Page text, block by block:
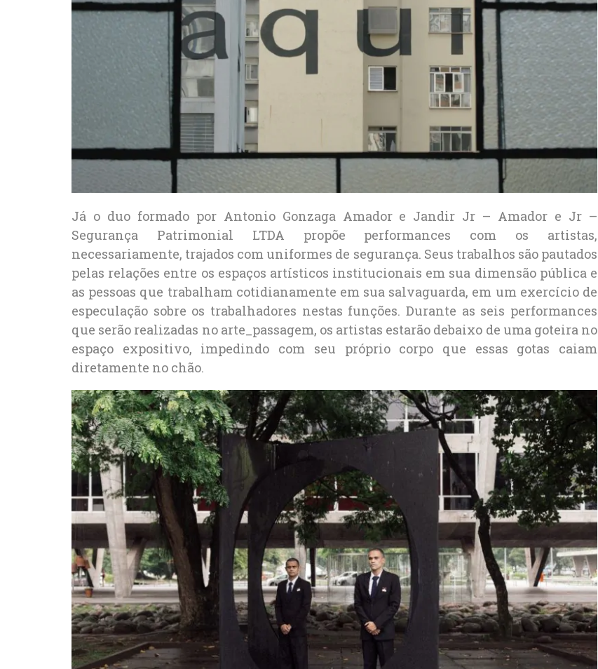
Já oduo formado por Antonio Gonzaga Amador e Jandir Jr – Amador e Jr –
Segurança Patrimonial LTDA propõe performances com os artistas,
necessariamente, trajados com uniformes de segurança. Seus trabalhos são pautados
pelas relações entre os espaços artísticos institucionais em sua dimensão pública e
as pessoas que trabalham cotidianamente em sua salvaguarda, em um exercício de
especulação sobre os trabalhadores nestas funções. Durante as seis performances
que serão realizadas no arte_passagem, os artistas estarão debaixo de uma goteira no
espaço expositivo, impedindo com seu próprio corpo que essas gotas caiam
diretamente no chão.